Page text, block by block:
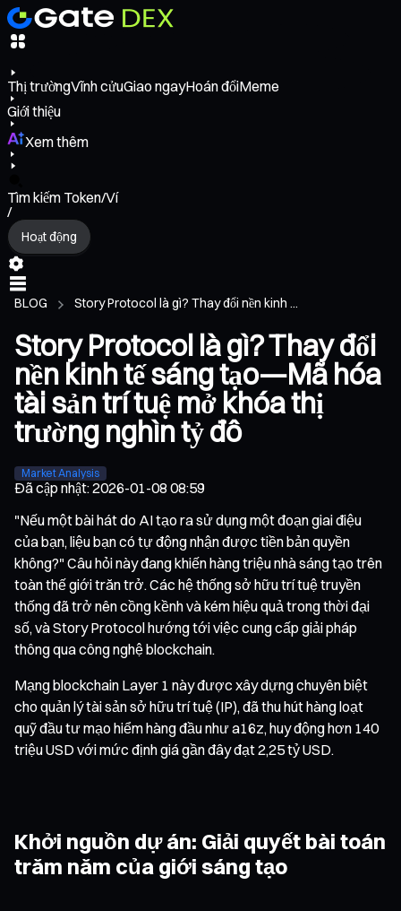
Thị trườngVĩnh cửuGiao ngayHoán đổiMeme
Giới thiệu
Xem thêm
Tìm kiếm Token/Ví
/
Hoạt động
BLOG Story Protocol là gì? Thay đổi nền kinh ...
Story Protocol là gì? Thay đổi
nền kinh tế sáng tạo—Mã hóa
tài sản trí tuệ mở khóa thị
trường nghìn tỷ đô
Market Analysis
Đã cập nhật:2026-01-08 08:59
"Nếu một bài hát do AI tạo ra sử dụng một đoạn giai điệu
của bạn, liệu bạn có tự động nhận được tiền bản quyền
không?" Câu hỏi này đang khiến hàng triệu nhà sáng tạo trên
toàn thế giới trăn trở. Các hệ thống sở hữu trí tuệ truyền
thống đã trở nên cồng kềnh và kém hiệu quả trong thời đại
số, và Story Protocol hướng tới việc cung cấp giải pháp
thông qua công nghệ blockchain.
Mạng blockchain Layer 1 này được xây dựng chuyên biệt
cho quản lý tài sản sở hữu trí tuệ (IP), đã thu hút hàng loạt
quỹ đầu tư mạo hiểm hàng đầu như a16z, huy động hơn 140
triệu USD với mức định giá gần đây đạt 2,25 tỷ USD.
Khởi nguồn dự án: Giải quyết bài toán
trăm năm của giới sáng tạo